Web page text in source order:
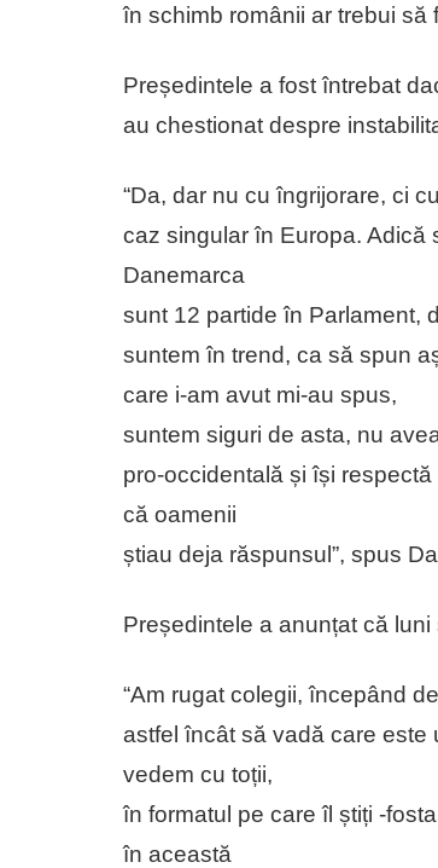
în schimb românii ar trebui să
Președintele a fost întrebat
au chestionat despre
“Da, dar nu cu îngrijorare, ci
caz singular în Europa. Adică
Danemarca
sunt 12 partide în Parlament,
suntem în trend, ca să spun
care i-am avut mi-au spus,
suntem siguri de asta, nu
pro-occidentală și își
că oamenii
știau deja răspunsul”, spus
Președintele a anunțat că
“Am rugat colegii, începând
astfel încât să vadă care este
vedem cu toții,
în formatul pe care îl știți -
în această